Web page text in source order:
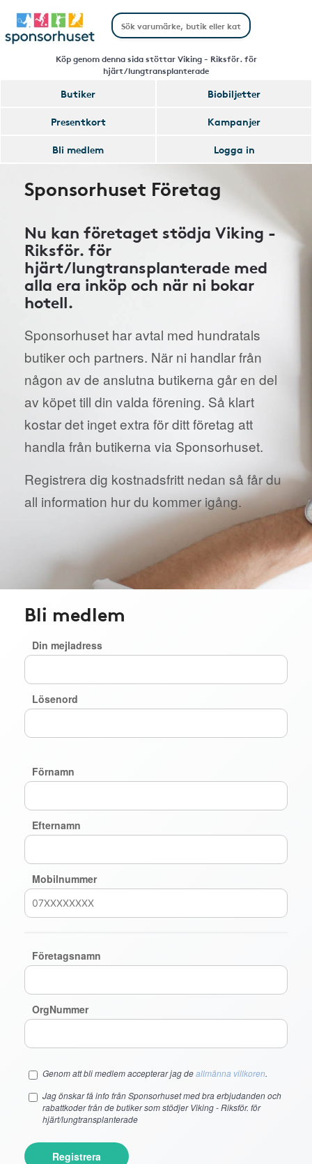
Köp genom denna sida stöttar Viking - Riksför. för
hjärt/lungtransplanterade
Butiker
Biobiljetter
Presentkort
Kampanjer
Bli medlem
Logga in
Sponsorhuset Företag
Nu kan företaget stödja Viking -
Riksför. för
hjärt/lungtransplanterade med
alla era inköp och när ni bokar
hotell.
Sponsorhuset har avtal med hundratals
butiker och partners. När ni handlar från
någon av de anslutna butikerna går en del
av köpet till din valda förening. Så klart
kostar det inget extra för ditt företag att
handla från butikerna via Sponsorhuset.
Registrera dig kostnadsfritt nedan så får du
all information hur du kommer igång.
Bli medlem
Din mejladress
Lösenord
Förnamn
Efternamn
Mobilnummer
Företagsnamn
OrgNummer
Genom att bli medlem accepterar jag deallmänna villkoren.
Jag önskar få info från Sponsorhuset med bra erbjudanden och
rabattkoder från de butiker som stödjer Viking - Riksför. för
hjärt/lungtransplanterade
Registrera